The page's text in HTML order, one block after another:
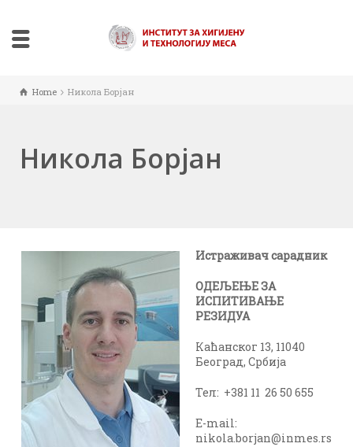
Home Никола Борјан
Никола Борјан
Истраживач сарадник
OДЕЉЕЊЕ ЗА
ИСПИТИВАЊЕ
РЕЗИДУА
Каћанског 13, 11040
Београд, Србија
Тел: +381 11 26 50 655
E-mail:
nikola.borjan@inmes.rs